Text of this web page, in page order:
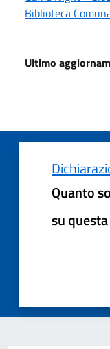
Biblioteca
Ultimo
Quanto
su